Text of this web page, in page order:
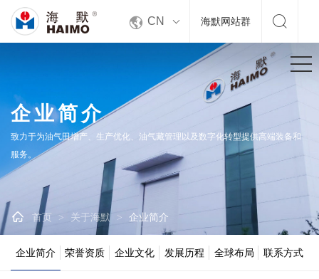
 CN 海默网站群 
企业简介
致力于为油气田增产、生产优化、油气藏管理以及数字化转型提供高端装备和
服务。
 首页 > 关于海默 > 企业简介
企业简介 荣誉资质 企业文化 发展历程 全球布局 联系方式